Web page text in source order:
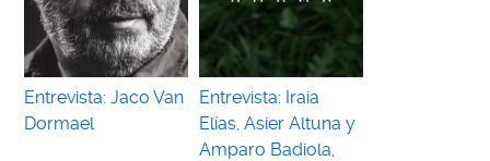
Entrevista: Jaco Van
Dormael
Entrevista: Iraia
Elías, Asier Altuna y
Amparo Badiola,